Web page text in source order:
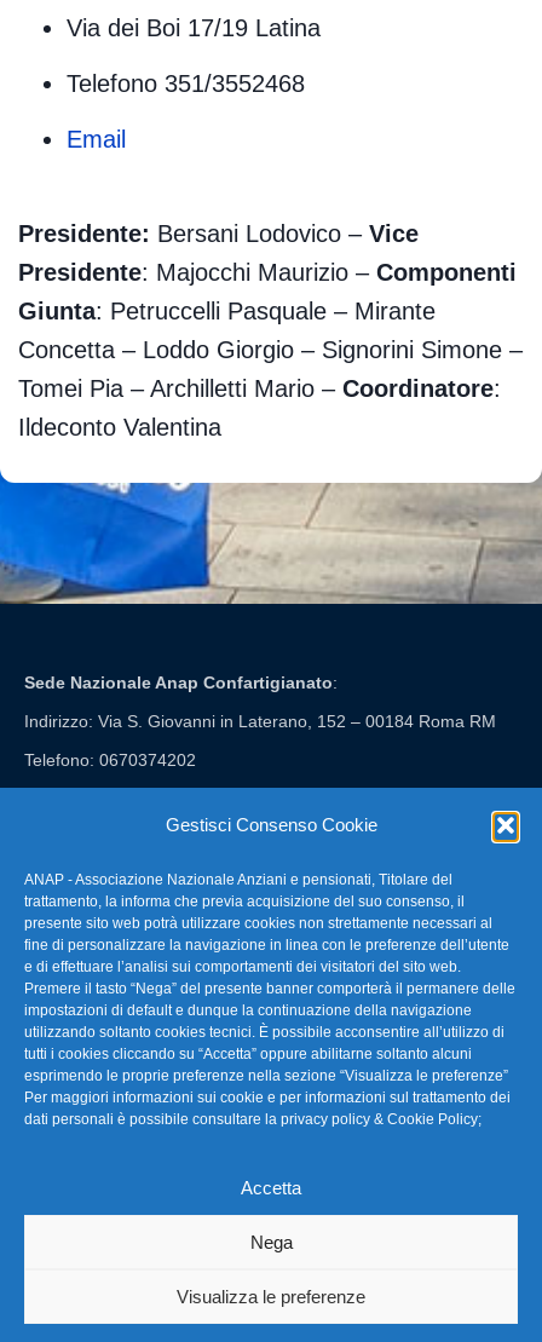
Gestisci Consenso Cookie
ANAP - Associazione Nazionale Anziani e pensionati, Titolare del
trattamento, la informa che previa acquisizione del suo consenso, il
presente sito web potrà utilizzare cookies non strettamente necessari al
fine di personalizzare la navigazione in linea con le preferenze dell’utente
e di effettuare l’analisi sui comportamenti dei visitatori del sito web.
Premere il tasto “Nega” del presente banner comporterà il permanere delle
impostazioni di default e dunque la continuazione della navigazione
utilizzando soltanto cookies tecnici. È possibile acconsentire all’utilizzo di
tutti i cookies cliccando su “Accetta” oppure abilitarne soltanto alcuni
esprimendo le proprie preferenze nella sezione “Visualizza le preferenze”
Per maggiori informazioni sui cookie e per informazioni sul trattamento dei
dati personali è possibile consultare la privacy policy & Cookie Policy;
Accetta
Nega
Visualizza le preferenze
Via dei Boi 17/19 Latina
Telefono 351/3552468
Email
Presidente: Bersani Lodovico – Vice
Presidente: Majocchi Maurizio – Componenti
Giunta: Petruccelli Pasquale – Mirante
Concetta – Loddo Giorgio – Signorini Simone –
Tomei Pia – Archilletti Mario – Coordinatore:
Ildeconto Valentina
Sede Nazionale Anap Confartigianato:
Indirizzo: Via S. Giovanni in Laterano, 152 – 00184 Roma RM
Telefono: 0670374202
FAQ – Domande Frequenti
La nostra Newsletter
Link Utili
TG Confartigianato
Privacy & Cookie Policy
Seguici